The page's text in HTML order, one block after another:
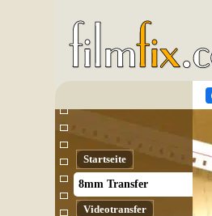
Startseite
8mm Transfer
Video­transfer